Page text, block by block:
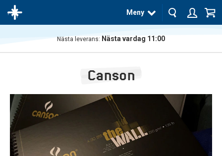
Meny
Nästa leverans: Nästa vardag 11:00
Canson